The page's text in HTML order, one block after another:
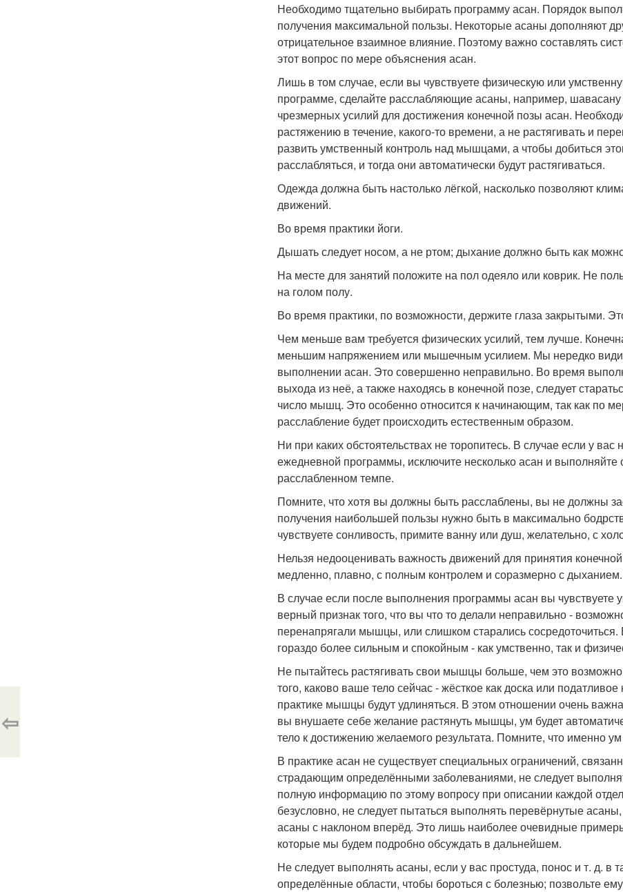
Необходимо тщательно выбирать программу асан. Порядок
получения максимальной пользы. Некоторые асаны дополняют
отрицательное взаимное влияние. Поэтому важно составлять
этот вопрос по мере объяснения асан.
Лишь в том случае, если вы чувствуете физическую или
программе, сделайте расслабляющие асаны, например,
чрезмерных усилий для достижения конечной позы асан.
растяжению в течение, какого-то времени, а не растягивать и
развить умственный контроль над мышцами, а чтобы добиться
расслабляться, и тогда они автоматически будут растягиваться.
Одежда должна быть настолько лёгкой, насколько позволяют
движений.
Во время практики йоги.
Дышать следует носом, а не ртом; дыхание должно быть как
На месте для занятий положите на пол одеяло или коврик. Не
на голом полу.
Во время практики, по возможности, держите глаза закрытыми.
Чем меньше вам требуется физических усилий, тем лучше.
меньшим напряжением или мышечным усилием. Мы нередко
выполнении асан. Это совершенно неправильно. Во время
выхода из неё, а также находясь в конечной позе, следует
число мышц. Это особенно относится к начинающим, так как по
расслабление будет происходить естественным образом.
Ни при каких обстоятельствах не торопитесь. В случае если у
ежедневной программы, исключите несколько асан и
расслабленном темпе.
Помните, что хотя вы должны быть расслаблены, вы не должны
получения наибольшей пользы нужно быть в максимально
чувствуете сонливость, примите ванну или душ, желательно, с
Нельзя недооценивать важность движений для принятия
медленно, плавно, с полным контролем и соразмерно с дыханием.
В случае если после выполнения программы асан вы чувствуете
верный признак того, что вы что то делали неправильно -
перенапрягали мышцы, или слишком старались
гораздо более сильным и спокойным - как умственно, так и
Не пытайтесь растягивать свои мышцы больше, чем это
того, каково ваше тело сейчас - жёсткое как доска или
практике мышцы будут удлиняться. В этом отношении очень
вы внушаете себе желание растянуть мышцы, ум будет
тело к достижению желаемого результата. Помните, что именно
В практике асан не существует специальных ограничений,
страдающим определёнными заболеваниями, не следует
полную информацию по этому вопросу при описании каждой
безусловно, не следует пытаться выполнять перевёрнутые
асаны с наклоном вперёд. Это лишь наиболее очевидные
которые мы будем подробно обсуждать в дальнейшем.
Не следует выполнять асаны, если у вас простуда, понос и т. д. в
определённые области, чтобы бороться с болезнью; позвольте
⇦